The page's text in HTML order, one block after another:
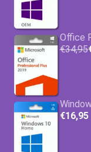
Office
€34,95
€16,95